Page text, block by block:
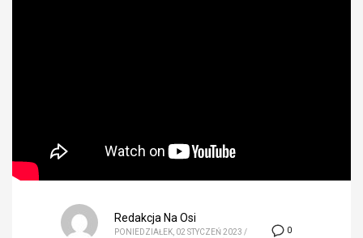
0
Redakcja Na Osi
PONIEDZIAŁEK, 02 STYCZEŃ 2023 /